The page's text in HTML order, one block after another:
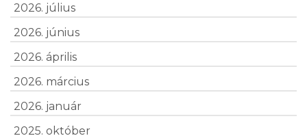
2026. július
2026. június
2026. április
2026. március
2026. január
2025. október